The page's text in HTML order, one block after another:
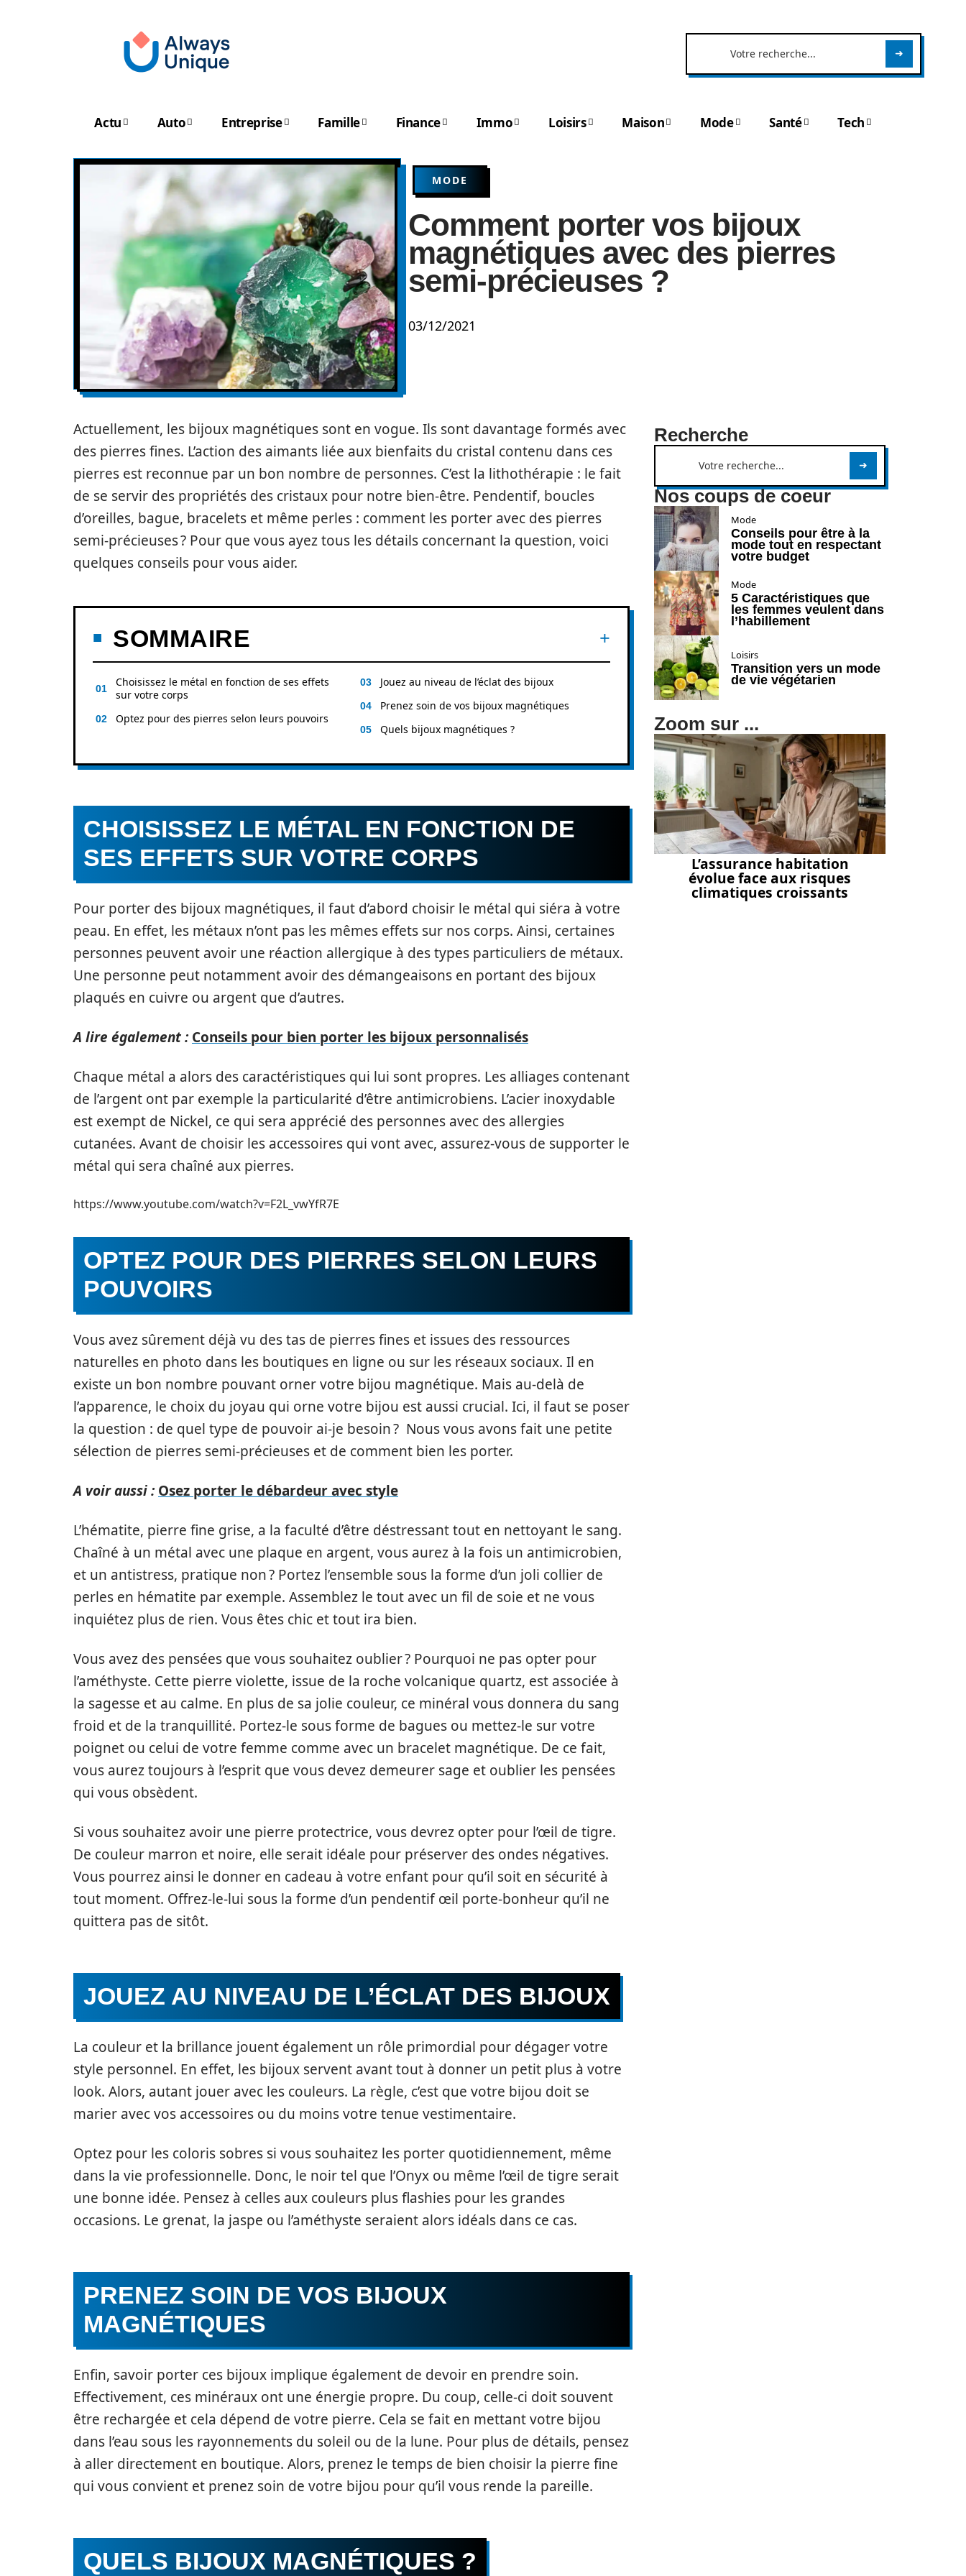
Actu Auto Entreprise Famille Finance Immo Loisirs Maison Mode Santé Tech
MODE
Comment porter vos bijoux
magnétiques avec des pierres
semi-précieuses ?
03/12/2021
Actuellement, les bijoux magnétiques sont en vogue. Ils sont davantage formés avec
des pierres fines. L’action des aimants liée aux bienfaits du cristal contenu dans ces
pierres est reconnue par un bon nombre de personnes. C’est la lithothérapie : le fait
de se servir des propriétés des cristaux pour notre bien-être. Pendentif, boucles
d’oreilles, bague, bracelets et même perles : comment les porter avec des pierres
semi-précieuses ? Pour que vous ayez tous les détails concernant la question, voici
quelques conseils pour vous aider.
SOMMAIRE
Choisissez le métal en fonction de ses effets
sur votre corps
Optez pour des pierres selon leurs pouvoirs
Jouez au niveau de l’éclat des bijoux
Prenez soin de vos bijoux magnétiques
Quels bijoux magnétiques ?
CHOISISSEZ LE MÉTAL EN FONCTION DE
SES EFFETS SUR VOTRE CORPS
Pour porter des bijoux magnétiques, il faut d’abord choisir le métal qui siéra à votre
peau. En effet, les métaux n’ont pas les mêmes effets sur nos corps. Ainsi, certaines
personnes peuvent avoir une réaction allergique à des types particuliers de métaux.
Une personne peut notamment avoir des démangeaisons en portant des bijoux
plaqués en cuivre ou argent que d’autres.
A lire également : Conseils pour bien porter les bijoux personnalisés
Chaque métal a alors des caractéristiques qui lui sont propres. Les alliages contenant
de l’argent ont par exemple la particularité d’être antimicrobiens. L’acier inoxydable
est exempt de Nickel, ce qui sera apprécié des personnes avec des allergies
cutanées. Avant de choisir les accessoires qui vont avec, assurez-vous de supporter le
métal qui sera chaîné aux pierres.
https://www.youtube.com/watch?v=F2L_vwYfR7E
OPTEZ POUR DES PIERRES SELON LEURS
POUVOIRS
Vous avez sûrement déjà vu des tas de pierres fines et issues des ressources
naturelles en photo dans les boutiques en ligne ou sur les réseaux sociaux. Il en
existe un bon nombre pouvant orner votre bijou magnétique. Mais au-delà de
l’apparence, le choix du joyau qui orne votre bijou est aussi crucial. Ici, il faut se poser
la question : de quel type de pouvoir ai-je besoin ? Nous vous avons fait une petite
sélection de pierres semi-précieuses et de comment bien les porter.
A voir aussi : Osez porter le débardeur avec style
L’hématite, pierre fine grise, a la faculté d’être déstressant tout en nettoyant le sang.
Chaîné à un métal avec une plaque en argent, vous aurez à la fois un antimicrobien,
et un antistress, pratique non ? Portez l’ensemble sous la forme d’un joli collier de
perles en hématite par exemple. Assemblez le tout avec un fil de soie et ne vous
inquiétez plus de rien. Vous êtes chic et tout ira bien.
Vous avez des pensées que vous souhaitez oublier ? Pourquoi ne pas opter pour
l’améthyste. Cette pierre violette, issue de la roche volcanique quartz, est associée à
la sagesse et au calme. En plus de sa jolie couleur, ce minéral vous donnera du sang
froid et de la tranquillité. Portez-le sous forme de bagues ou mettez-le sur votre
poignet ou celui de votre femme comme avec un bracelet magnétique. De ce fait,
vous aurez toujours à l’esprit que vous devez demeurer sage et oublier les pensées
qui vous obsèdent.
Si vous souhaitez avoir une pierre protectrice, vous devrez opter pour l’œil de tigre.
De couleur marron et noire, elle serait idéale pour préserver des ondes négatives.
Vous pourrez ainsi le donner en cadeau à votre enfant pour qu’il soit en sécurité à
tout moment. Offrez-le-lui sous la forme d’un pendentif œil porte-bonheur qu’il ne
quittera pas de sitôt.
JOUEZ AU NIVEAU DE L’ÉCLAT DES BIJOUX
La couleur et la brillance jouent également un rôle primordial pour dégager votre
style personnel. En effet, les bijoux servent avant tout à donner un petit plus à votre
look. Alors, autant jouer avec les couleurs. La règle, c’est que votre bijou doit se
marier avec vos accessoires ou du moins votre tenue vestimentaire.
Optez pour les coloris sobres si vous souhaitez les porter quotidiennement, même
dans la vie professionnelle. Donc, le noir tel que l’Onyx ou même l’œil de tigre serait
une bonne idée. Pensez à celles aux couleurs plus flashies pour les grandes
occasions. Le grenat, la jaspe ou l’améthyste seraient alors idéals dans ce cas.
PRENEZ SOIN DE VOS BIJOUX
MAGNÉTIQUES
Enfin, savoir porter ces bijoux implique également de devoir en prendre soin.
Effectivement, ces minéraux ont une énergie propre. Du coup, celle-ci doit souvent
être rechargée et cela dépend de votre pierre. Cela se fait en mettant votre bijou
dans l’eau sous les rayonnements du soleil ou de la lune. Pour plus de détails, pensez
à aller directement en boutique. Alors, prenez le temps de bien choisir la pierre fine
qui vous convient et prenez soin de votre bijou pour qu’il vous rende la pareille.
QUELS BIJOUX MAGNÉTIQUES ?
Recherche
Nos coups de coeur
Mode
Conseils pour être à la
mode tout en respectant
votre budget
Mode
5 Caractéristiques que
les femmes veulent dans
l’habillement
Loisirs
Transition vers un mode
de vie végétarien
Zoom sur ...
L’assurance habitation
évolue face aux risques
climatiques croissants